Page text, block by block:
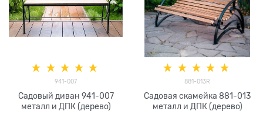
941-007
Садовый диван 941-007
металл и ДПК (дерево)
881-013R
Садовая скамейка 881-013
металл и ДПК (дерево)